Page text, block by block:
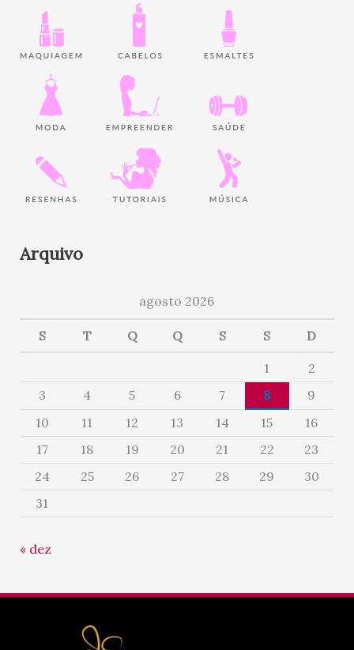
Arquivo
agosto 2026
S T Q Q S S D
1
2
3
4 5 6 7 8
9
10
11 12 13 14 15
16
17
18 19 20 21 22
23
24
25 26 27 28 29
30
31
« dez